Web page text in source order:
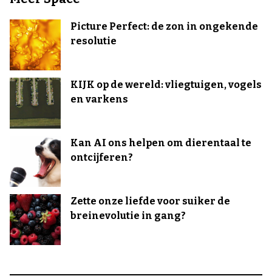
Picture Perfect: de zon in ongekende
resolutie
KIJK op de wereld: vliegtuigen, vogels
en varkens
Kan AI ons helpen om dierentaal te
ontcijferen?
Zette onze liefde voor suiker de
breinevolutie in gang?